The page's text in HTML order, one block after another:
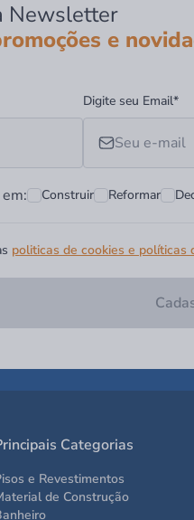
Newsletter
e
Digite seu Email*
Construir Reformar
politicas de cookies e políticas
Categorias
e Revestimentos
de Construção